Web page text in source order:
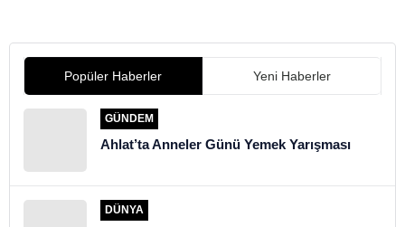
Popüler Haberler Yeni Haberler
GÜNDEM
Ahlat’ta Anneler Günü Yemek Yarışması
DÜNYA